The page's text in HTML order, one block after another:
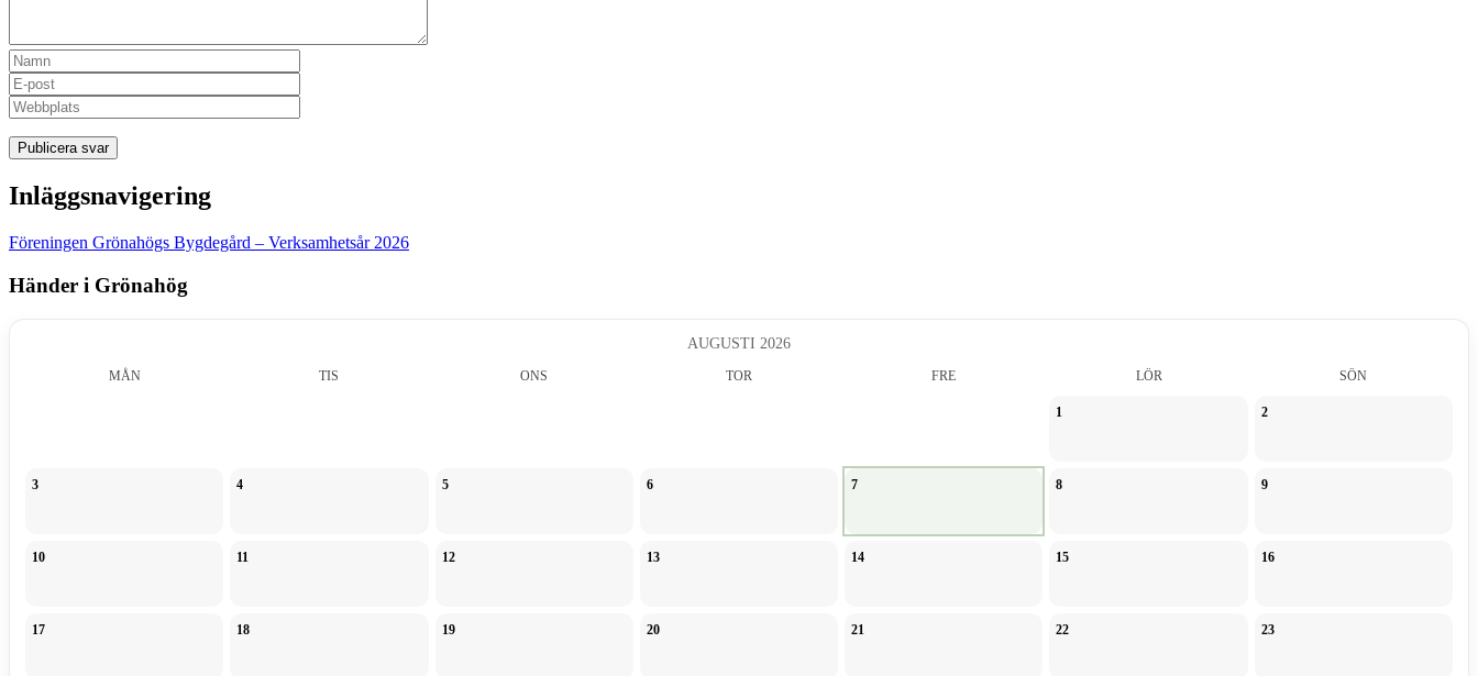
Inläggsnavigering
Föreningen Grönahögs Bygdegård – Verksamhetsår 2026
Händer i Grönahög
AUGUSTI 2026
MÅN TIS ONS TOR FRE LÖR SÖN
1 2
3 4 5 6 7 8 9
10 11 12 13 14 15 16
17 18 19 20 21 22 23